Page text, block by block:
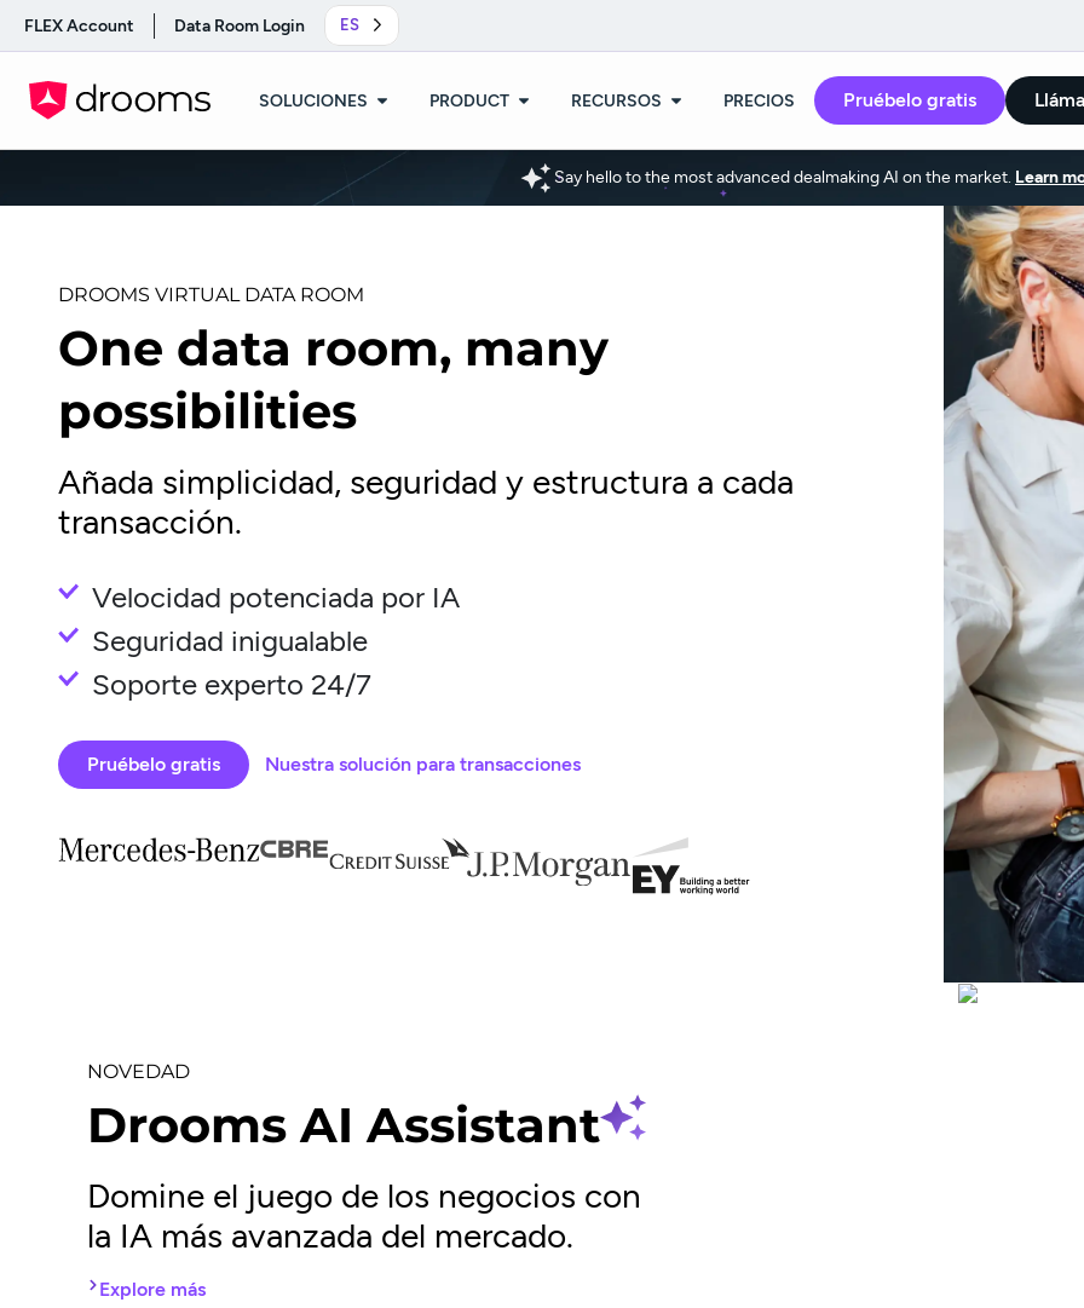
FLEX Account Data Room Login ES
SOLUCIONES PRODUCT RECURSOS PRECIOS Pruébelo gratis
Say hello to the most advanced dealmaking AI on the market. Learn
DROOMS VIRTUAL DATA ROOM
One data room, many
possibilities
Añada simplicidad, seguridad y estructura a cada
transacción.
Velocidad potenciada por IA
Seguridad inigualable
Soporte experto 24/7
Pruébelo gratis Nuestra solución para transacciones
NOVEDAD
Drooms AI Assistant
Domine el juego de los negocios con
la IA más avanzada del mercado.
Explore más